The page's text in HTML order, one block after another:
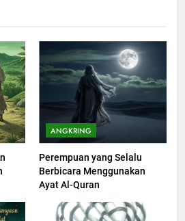
ANGKRING
Perempuan yang Selalu
Berbicara Menggunakan
Ayat Al-Quran
Khutbah Idul Fitri di Rumah